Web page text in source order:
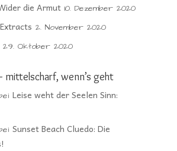
die Armut 10. Dezember 2020
2. November 2020
29. Oktober 2020
mittelscharf, wenn’s geht
Leise weht der Seelen Sinn:
Sunset Beach Cluedo: Die